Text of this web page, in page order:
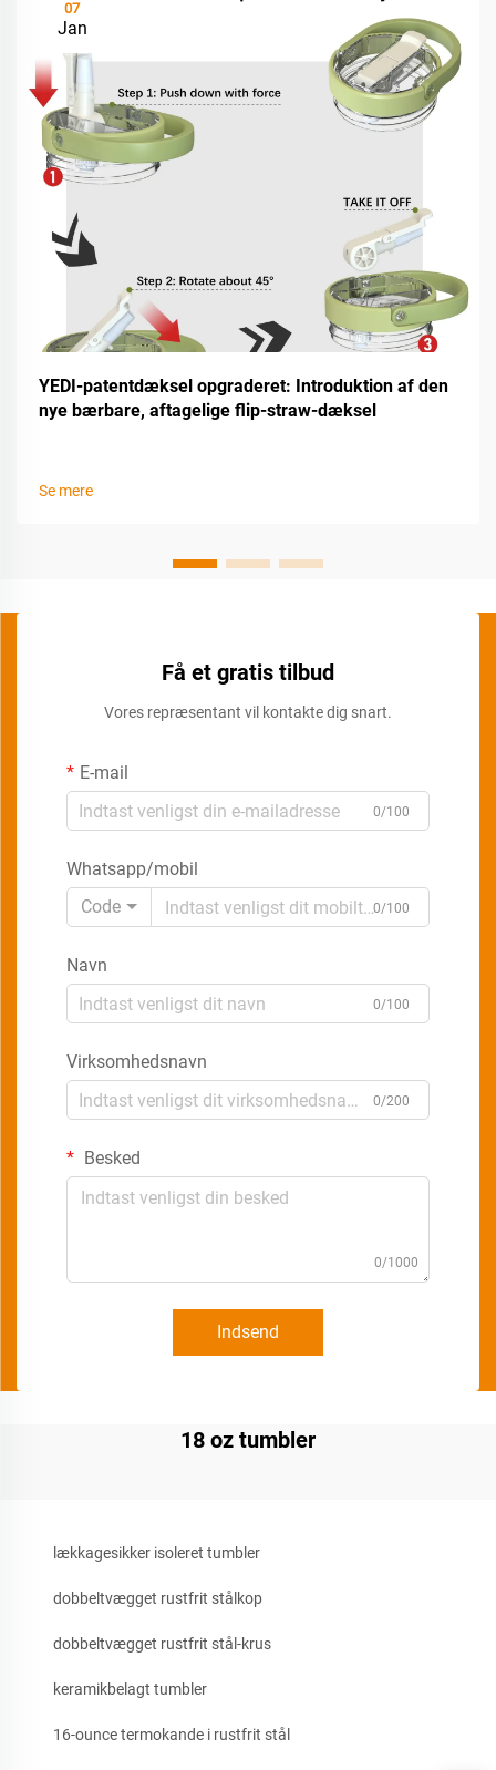
07
Jan
YEDI-patentdæksel opgraderet: Introduktion af den
nye bærbare, aftagelige flip-straw-dæksel
Se mere
Få et gratis tilbud
Vores repræsentant vil kontakte dig snart.
E-mail
0/100
Whatsapp/mobil
Code
0/100
Navn
0/100
Virksomhedsnavn
0/200
Besked
0/1000
Indsend
18 oz tumbler
lækkagesikker isoleret tumbler
dobbeltvægget rustfrit stålkop
dobbeltvægget rustfrit stål-krus
keramikbelagt tumbler
16-ounce termokande i rustfrit stål